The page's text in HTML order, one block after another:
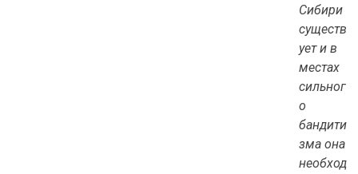
Сибири
существ
ует и в
местах
сильног
о
бандити
зма она
необход